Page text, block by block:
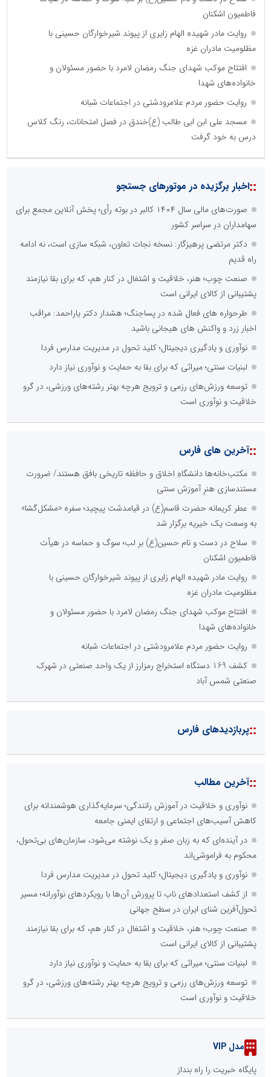
فاطمیون اشکنان
روایت مادر شهیده الهام زایری از پیوند شیرخوارگان حسینی با
مظلومیت مادران غزه
افتتاح موکب شهدای جنگ رمضان لامرد با حضور مسئولان و
خانواده‌های شهدا
روایت حضور مردم علامرودشتی در اجتماعات شبانه
مسجد علی ابن ابی طالب (ع)خندق در فصل امتحانات، رنگ کلاس
درس به خود گرفت
::اخبار برگزیده در موتورهای جستجو
صورت‌های مالی سال ۱۴۰۴ کالبر در بوته رأی؛ پخش آنلاین مجمع برای
سهامداران در سراسر کشور
دکتر مرتضی پرهیزگار: نسخه نجات تعاون، شبکه سازی است، نه ادامه
راه قدیم
صنعت چوب؛ هنر، خلاقیت و اشتغال در کنار هم، که برای بقا نیازمند
پشتیبانی از کالای ایرانی است
طرحواره های فعال شده در پساجنگ؛ هشدار دکتر یاراحمد: مراقب
اخبار زرد و واکنش های هیجانی باشید
نوآوری و یادگیری دیجیتال؛ کلید تحول در مدیریت مدارس فردا
لبنیات سنتی؛ میراثی که برای بقا به حمایت و نوآوری نیاز دارد
توسعه ورزش‌های رزمی و ترویج هرچه بهتر رشته‌های ورزشی، در گرو
خلاقیت و نوآوری است
::آخرین های فارس
مکتب‌خانه‌ها دانشگاهِ اخلاق و حافظه تاریخی بافق هستند/ ضرورت
مستندسازی هنرِ آموزش سنتی
عطر کریمانه حضرت قاسم(ع) در قیامدشت پیچید؛ سفره «مشکل‌گشا»
به وسعت یک خیریه برگزار شد
سلاح در دست و نام حسین(ع) بر لب؛ سوگ و حماسه در هیأت
فاطمیون اشکنان
روایت مادر شهیده الهام زایری از پیوند شیرخوارگان حسینی با
مظلومیت مادران غزه
افتتاح موکب شهدای جنگ رمضان لامرد با حضور مسئولان و
خانواده‌های شهدا
روایت حضور مردم علامرودشتی در اجتماعات شبانه
کشف 169 دستگاه استخراج رمزارز از یک واحد صنعتی در شهرک
صنعتی شمس آباد
::پربازدیدهای فارس
::آخرین مطالب
نوآوری و خلاقیت در آموزش رانندگی؛ سرمایه‌گذاری هوشمندانه برای
کاهش آسیب‌های اجتماعی و ارتقای ایمنی جامعه
در آینده‌ای که به زبان صفر و یک نوشته می‌شود، سازمان‌های بی‌تحول،
محکوم به فراموشی‌اند
نوآوری و یادگیری دیجیتال؛ کلید تحول در مدیریت مدارس فردا
از کشف استعدادهای ناب تا پرورش آن‌ها با رویکردهای نوآورانه؛ مسیر
تحول‌آفرین شنای ایران در سطح جهانی
صنعت چوب؛ هنر، خلاقیت و اشتغال در کنار هم، که برای بقا نیازمند
پشتیبانی از کالای ایرانی است
لبنیات سنتی؛ میراثی که برای بقا به حمایت و نوآوری نیاز دارد
توسعه ورزش‌های رزمی و ترویج هرچه بهتر رشته‌های ورزشی، در گرو
خلاقیت و نوآوری است
مدل VIP
پایگاه خبریت را راه بنداز